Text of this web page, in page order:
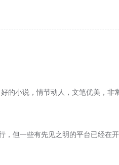
的小说，情节动人，文笔优美，非
，但一些有先见之明的平台已经在